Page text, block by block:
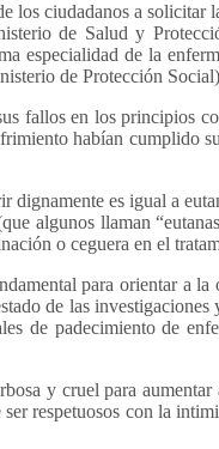
ciudadanos a solicitar
de Salud y
especialidad de la
de Protección
fallos en los principios
habían cumplido
dignamente es igual a
algunos llaman
o ceguera en el
para orientar a
de las
de padecimiento de
y cruel para aumentar
respetuosos con la